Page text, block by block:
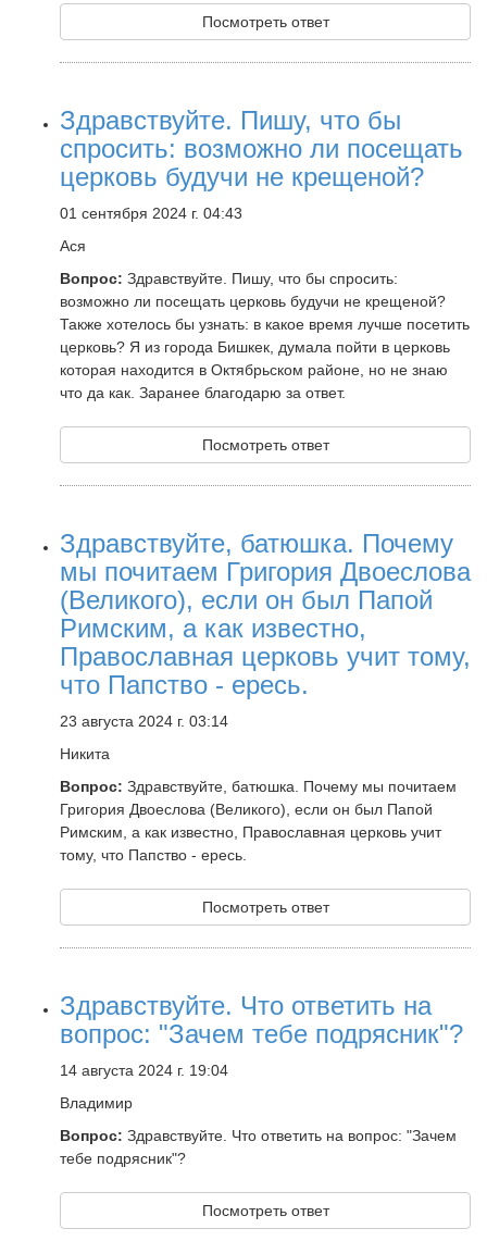
Посмотреть ответ
Здравствуйте. Пишу, что бы
спросить: возможно ли посещать
церковь будучи не крещеной?
01 сентября 2024 г. 04:43
Ася
Вопрос: Здравствуйте. Пишу, что бы спросить:
возможно ли посещать церковь будучи не крещеной?
Также хотелось бы узнать: в какое время лучше посетить
церковь? Я из города Бишкек, думала пойти в церковь
которая находится в Октябрьском районе, но не знаю
что да как. Заранее благодарю за ответ.
Посмотреть ответ
Здравствуйте, батюшка. Почему
мы почитаем Григория Двоеслова
(Великого), если он был Папой
Римским, а как известно,
Православная церковь учит тому,
что Папство - ересь.
23 августа 2024 г. 03:14
Никита
Вопрос: Здравствуйте, батюшка. Почему мы почитаем
Григория Двоеслова (Великого), если он был Папой
Римским, а как известно, Православная церковь учит
тому, что Папство - ересь.
Посмотреть ответ
Здравствуйте. Что ответить на
вопрос: "Зачем тебе подрясник"?
14 августа 2024 г. 19:04
Владимир
Вопрос: Здравствуйте. Что ответить на вопрос: "Зачем
тебе подрясник"?
Посмотреть ответ